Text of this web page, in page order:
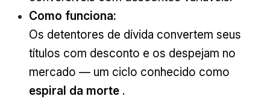
Como funciona:
Os detentores de dívida convertem seus
títulos com desconto e os despejam no
mercado — um ciclo conhecido como
espiral da morte.